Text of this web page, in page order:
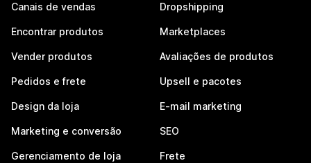
Canais de vendas
Encontrar produtos
Vender produtos
Pedidos e frete
Design da loja
Marketing e conversão
Gerenciamento de loja
Dropshipping
Marketplaces
Avaliações de produtos
Upsell e pacotes
E-mail marketing
SEO
Frete